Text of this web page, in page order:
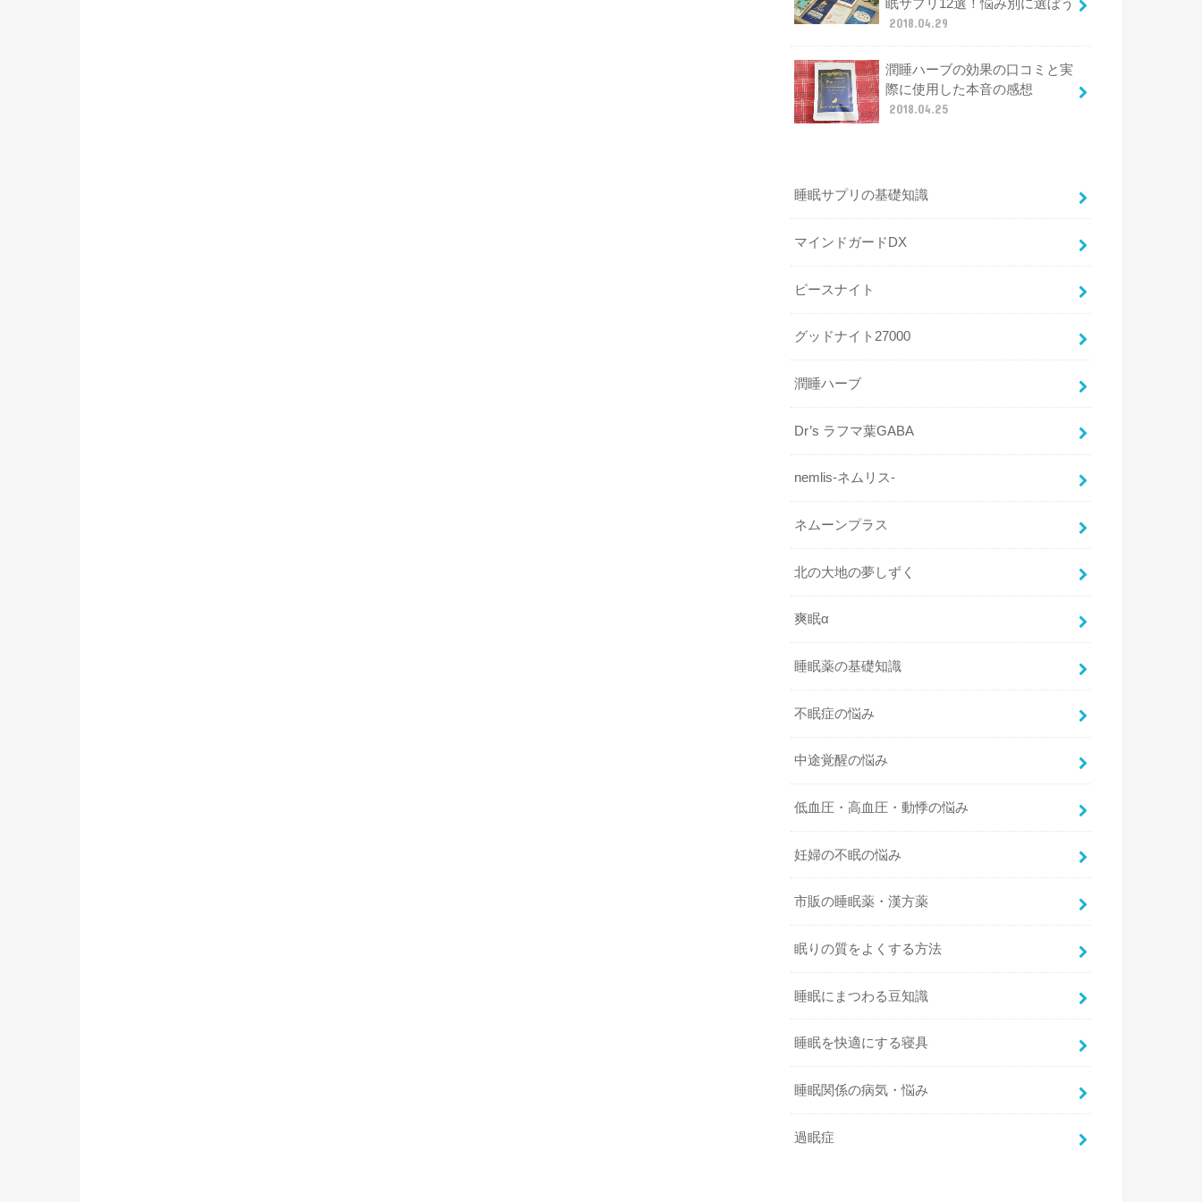
眠サプリ12選！悩み別に選ぼう
2018.04.29
潤睡ハーブの効果の口コミと実
際に使用した本音の感想
2018.04.25
睡眠サプリの基礎知識
マインドガードDX
ピースナイト
グッドナイト27000
潤睡ハーブ
Dr’s ラフマ葉GABA
nemlis-ネムリス-
ネムーンプラス
北の大地の夢しずく
爽眠α
睡眠薬の基礎知識
不眠症の悩み
中途覚醒の悩み
低血圧・高血圧・動悸の悩み
妊婦の不眠の悩み
市販の睡眠薬・漢方薬
眠りの質をよくする方法
睡眠にまつわる豆知識
睡眠を快適にする寝具
睡眠関係の病気・悩み
過眠症